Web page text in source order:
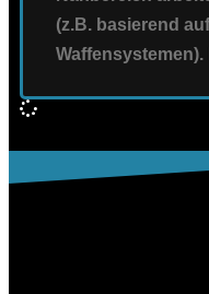
(z.B. basierend